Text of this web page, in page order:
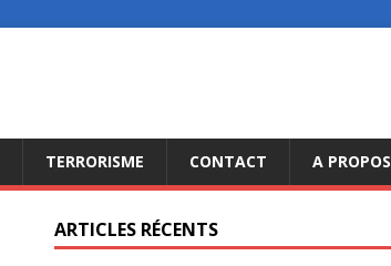
TERRORISME CONTACT A PROPOS
ARTICLES RÉCENTS